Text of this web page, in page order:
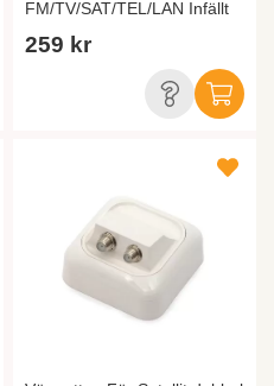
FM/TV/SAT/TEL/LAN Infällt
259 kr